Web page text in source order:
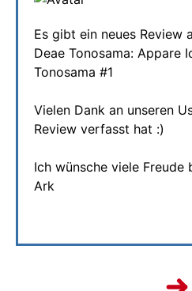
Es gibt ein neues Review
Deae Tonosama: Appare
Tonosama #1
Vielen Dank an unseren
Review verfasst hat :)
Ich wünsche viele Freude
Ark